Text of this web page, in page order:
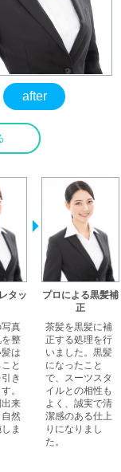
after
タッ
真
整
は
と
き
。
来
然
ま
プロによる黒髪補
正
茶髪を黒髪に補
正する処理を行
いました。黒髪
になったこと
で、スーツスタ
イルとの相性も
よく、誠実で清
潔感のある仕上
りになりまし
た。